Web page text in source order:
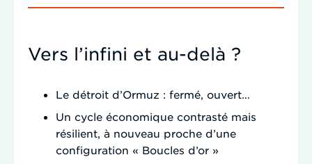
Vers l’infini et au-delà ?
Le détroit d’Ormuz : fermé, ouvert…
Un cycle économique contrasté mais
résilient, à nouveau proche d’une
configuration « Boucles d’or »